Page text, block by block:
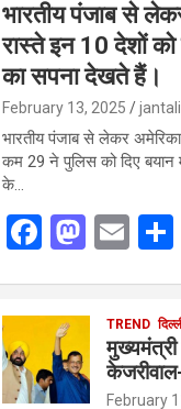
भारतीय पंजाब से
रास्ते इन 10 देशों
का सपना देखते हैं।
February 13, 2025
भारतीय पंजाब से लेकर
कम 29 ने पुलिस को दिए बयान
के…
F
b
o
M
d
E S
TREND
February